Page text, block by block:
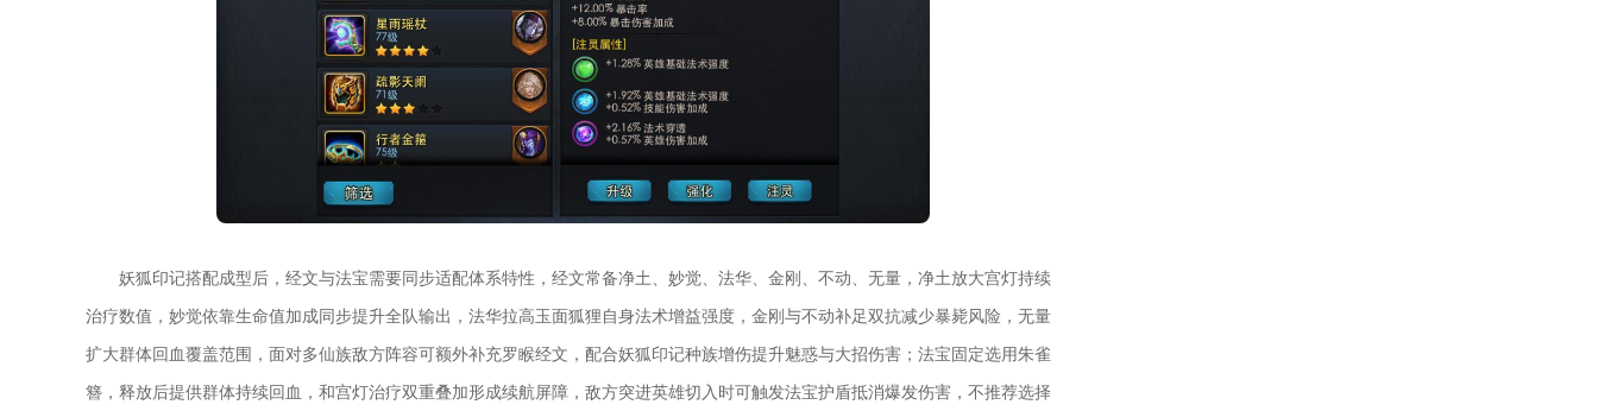
妖狐印记搭配成型后，经文与法宝需要同步适配体系特性，经文常备净土、妙觉、法华、金刚、不动、无量，净土放大宫灯持续
治疗数值，妙觉依靠生命值加成同步提升全队输出，法华拉高玉面狐狸自身法术增益强度，金刚与不动补足双抗减少暴毙风险，无量
扩大群体回血覆盖范围，面对多仙族敌方阵容可额外补充罗睺经文，配合妖狐印记种族增伤提升魅惑与大招伤害；法宝固定选用朱雀
簪，释放后提供群体持续回血，和宫灯治疗双重叠加形成续航屏障，敌方突进英雄切入时可触发法宝护盾抵消爆发伤害，不推荐选择